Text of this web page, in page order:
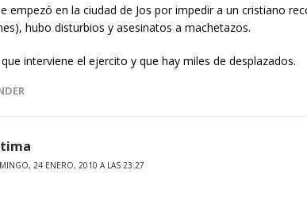
empezó en la ciudad de Jos por impedir a un cristiano
hubo disturbios y asesinatos a machetazos.
interviene el ejercito y que hay miles de desplazados.
24 ENERO, 2010 A LAS 23:27